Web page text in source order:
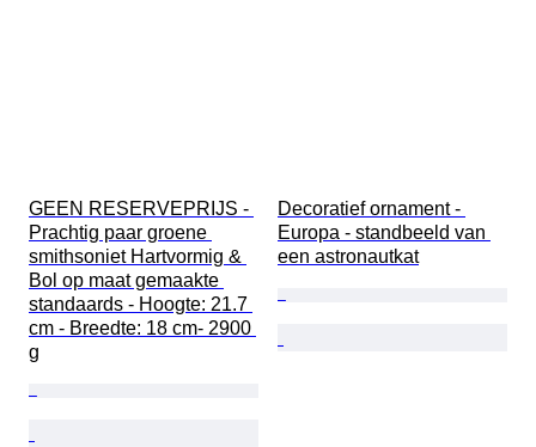
GEEN RESERVEPRIJS -
Prachtig paar groene
smithsoniet Hartvormig &
Bol op maat gemaakte
standaards - Hoogte: 21.7
cm - Breedte: 18 cm- 2900
g
Decoratief ornament -
Europa - standbeeld van
een astronautkat